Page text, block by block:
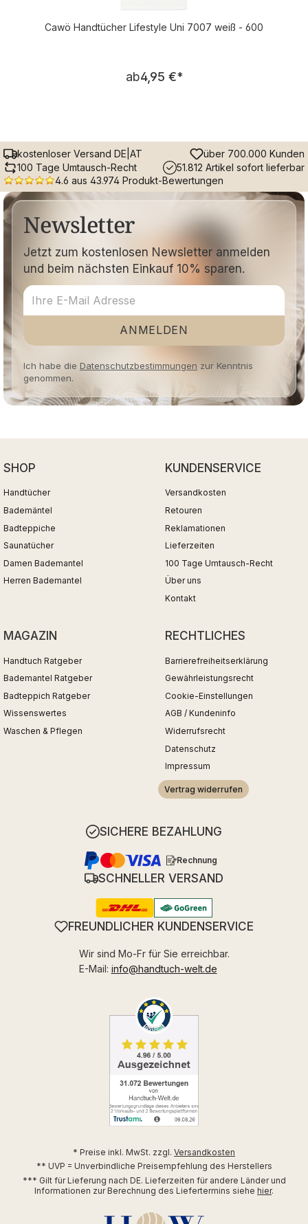
Cawö Handtücher Lifestyle Uni 7007 weiß - 600
Regulärer Preis:
ab4,95 €*
kostenloser Versand DE|AT
über 700.000 Kunden
100 Tage Umtausch-Recht
51.812 Artikel sofort lieferbar
4.6 aus 43.974 Produkt-Bewertungen
Newsletter
Jetzt zum kostenlosen Newsletter anmelden
und beim nächsten Einkauf 10% sparen.
ANMELDEN
Ich habe die Datenschutzbestimmungen zur Kenntnis
genommen.
SHOP
Handtücher
Bademäntel
Badteppiche
Saunatücher
Damen Bademantel
Herren Bademantel
KUNDENSERVICE
Versandkosten
Retouren
Reklamationen
Lieferzeiten
100 Tage Umtausch-Recht
Über uns
Kontakt
MAGAZIN
Handtuch Ratgeber
Bademantel Ratgeber
Badteppich Ratgeber
Wissenswertes
Waschen & Pflegen
RECHTLICHES
Barrierefreiheitserklärung
Gewährleistungsrecht
Cookie-Einstellungen
AGB / Kundeninfo
Widerrufsrecht
Datenschutz
Impressum
Vertrag widerrufen
SICHERE BEZAHLUNG
Rechnung
SCHNELLER VERSAND
FREUNDLICHER KUNDENSERVICE
Wir sind Mo-Fr für Sie erreichbar.
E-Mail: info@handtuch-welt.de
* Preise inkl. MwSt. zzgl. Versandkosten
** UVP = Unverbindliche Preisempfehlung des Herstellers
*** Gilt für Lieferung nach DE. Lieferzeiten für andere Länder und
Informationen zur Berechnung des Liefertermins siehe hier.